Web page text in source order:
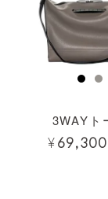
3WAYト
¥69,300